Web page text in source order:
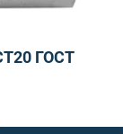
ГОСТ